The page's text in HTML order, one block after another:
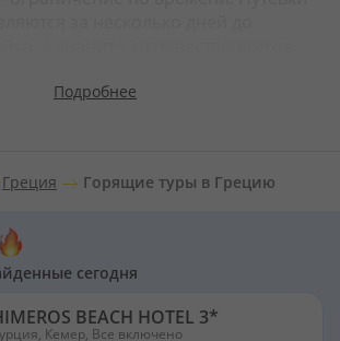
можно как на материковой части
греческих островах. Туристам
отели, множество развлечений, а
природа.
курорты:
Подробнее
Греция Горящие туры в Грецию
сегодня
BEACH HOTEL 3*
Кемер, Все включено